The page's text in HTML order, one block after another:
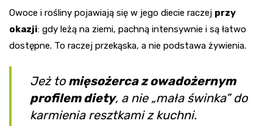
Owoce i rośliny pojawiają się w jego diecie raczej przy
okazji: gdy leżą na ziemi, pachną intensywnie i są łatwo
dostępne. To raczej przekąska, a nie podstawa żywienia.
Jeż to mięsożerca z owadożernym
profilem diety, a nie „mała świnka” do
karmienia resztkami z kuchni.